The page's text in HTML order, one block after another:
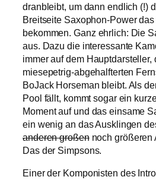
dranbleibt, um dann endlich (!)
Breitseite Saxophon-Power
bekommen. Ganz ehrlich: Die
aus. Dazu die interessante
immer auf dem Hauptdarsteller,
miesepetrig-abgehalfterten
BoJack Horseman bleibt. Als
Pool fällt, kommt sogar ein
Moment auf und das einsame
ein wenig an das Ausklingen
anderen großennoch größeren
Das der Simpsons.
Einer der Komponisten des